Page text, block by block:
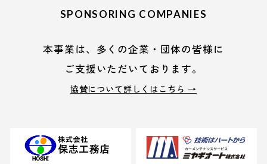
SPONSORING COMPANIES
本事業は、多くの企業・団体の皆様に
ご支援いただいております。
協賛について詳しくはこちら →